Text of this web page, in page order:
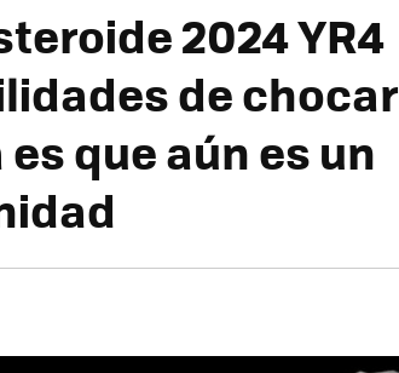
2024 YR4
de chocar
que aún es un